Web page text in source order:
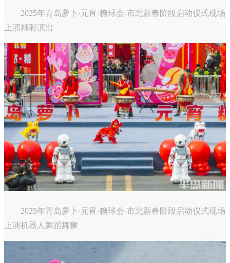
2025年青岛萝卜·元宵·糖球会-市北新春阶段启动仪式现场
上演精彩演出
2025年青岛萝卜·元宵·糖球会-市北新春阶段启动仪式现场
上演机器人舞蹈舞狮